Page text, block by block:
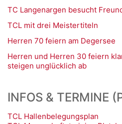
TC Langenargen besucht
TCL mit drei Meistertiteln
Herren 70 feiern am Degersee
Herren und Herren 30 feiern
steigen unglücklich ab
INFOS & TERMINE
TCL Hallenbelegungsplan